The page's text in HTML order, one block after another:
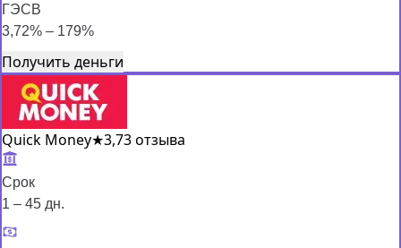
ГЭСВ
3,72% – 179%
Получить деньги
Quick Money★3,73 отзыва
Срок
1 – 45 дн.